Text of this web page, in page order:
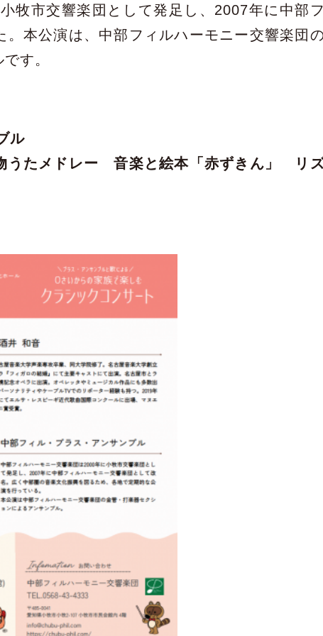
牧市交響楽団として発足し、2007年に中部フ
本公演は、中部フィルハーモニー交響楽団の
す。
ル
うたメドレー 音楽と絵本「赤ずきん」 リ